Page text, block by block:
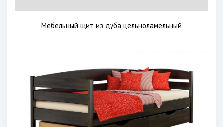
Мебельный щит из дуба цельноламельный